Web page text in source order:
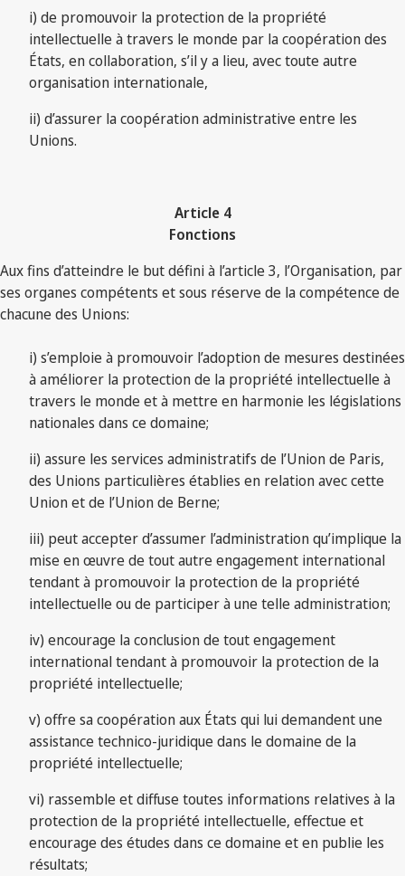
i) de promouvoir la protection de la propriété
intellectuelle à travers le monde par la coopération des
États, en collaboration, s’il y a lieu, avec toute autre
organisation internationale,
ii) d’assurer la coopération administrative entre les
Unions.
Article 4
Fonctions
Aux fins d’atteindre le but défini à l’article 3, l’Organisation, par
ses organes compétents et sous réserve de la compétence de
chacune des Unions:
i) s’emploie à promouvoir l’adoption de mesures destinées
à améliorer la protection de la propriété intellectuelle à
travers le monde et à mettre en harmonie les législations
nationales dans ce domaine;
ii) assure les services administratifs de l’Union de Paris,
des Unions particulières établies en relation avec cette
Union et de l’Union de Berne;
iii) peut accepter d’assumer l’administration qu’implique la
mise en œuvre de tout autre engagement international
tendant à promouvoir la protection de la propriété
intellectuelle ou de participer à une telle administration;
iv) encourage la conclusion de tout engagement
international tendant à promouvoir la protection de la
propriété intellectuelle;
v) offre sa coopération aux États qui lui demandent une
assistance technico-juridique dans le domaine de la
propriété intellectuelle;
vi) rassemble et diffuse toutes informations relatives à la
protection de la propriété intellectuelle, effectue et
encourage des études dans ce domaine et en publie les
résultats;